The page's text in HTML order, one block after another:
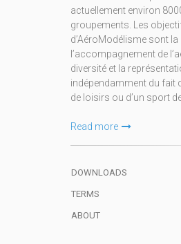
actuellement environ
groupements. Les
d’AéroModélisme sont
l’accompagnement de
diversité et la
indépendamment du fait
de loisirs ou d’un sport
Read more
DOWNLOADS
TERMS
ABOUT